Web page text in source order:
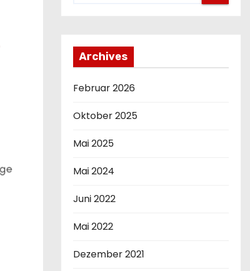
Archives
Februar 2026
Oktober 2025
Mai 2025
Mai 2024
Juni 2022
Mai 2022
Dezember 2021